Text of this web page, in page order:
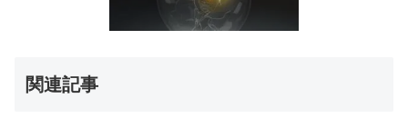
関連記事